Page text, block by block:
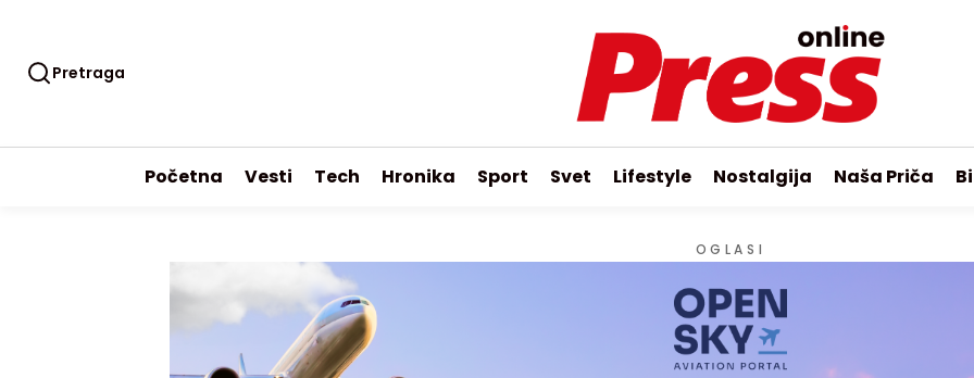
Pretraga
Početna Vesti Tech Hronika Sport Svet Lifestyle Nostalgija Naša Priča
OGLASI